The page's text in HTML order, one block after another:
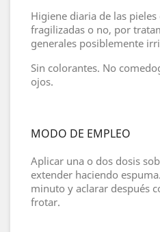
Higiene diaria de las
fragilizadas o no, por
generales posiblemente
Sin colorantes. No
ojos.
MODO DE EMPLEO
Aplicar una o dos dosis
extender haciendo
minuto y aclarar después
frotar.